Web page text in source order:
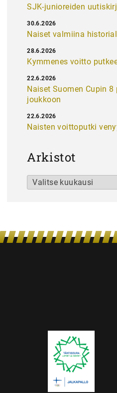
SJK-junioreiden
Naiset valmiina
30.6.2026
Kymmenes voitto
28.6.2026
Naiset Suomen Cupin 8
joukkoon
22.6.2026
Naisten voittoputki
22.6.2026
Arkistot
Arkistot